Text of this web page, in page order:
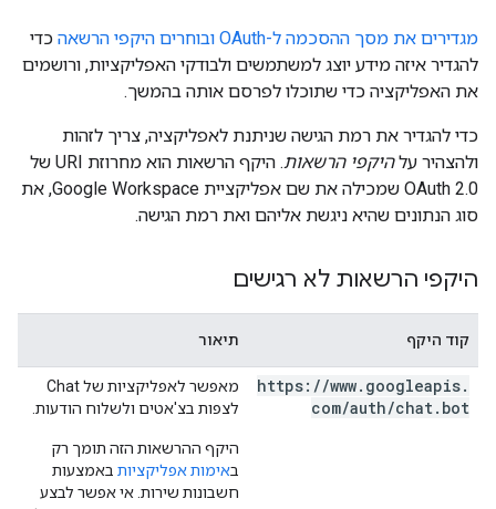
מגדירים את מסך ההסכמה ל-OAuth ובוחרים היקפי הרשאה
כדי
להגדיר איזה מידע יוצג למשתמשים ולבודקי האפליקציות, ורושמים
את האפליקציה כדי שתוכלו לפרסם אותה בהמשך.
כדי להגדיר את רמת הגישה שניתנת לאפליקציה, צריך לזהות
ולהצהיר עלהיקפי הרשאות
. היקף הרשאות הוא מחרוזת URI של
OAuth 2.0 שמכילה את שם אפליקציית Google Workspace, את
סוג הנתונים שהיא ניגשת אליהם ואת רמת הגישה.
היקפי הרשאות לא רגישים
קוד היקף תיאור
https: //www. googleapis.
com/auth/chat. bot
מאפשר לאפליקציות של Chat
לצפות בצ'אטים ולשלוח הודעות.
היקף ההרשאות הזה תומך רק
באימות אפליקציות באמצעות
חשבונות שירות. אי אפשר לבצע